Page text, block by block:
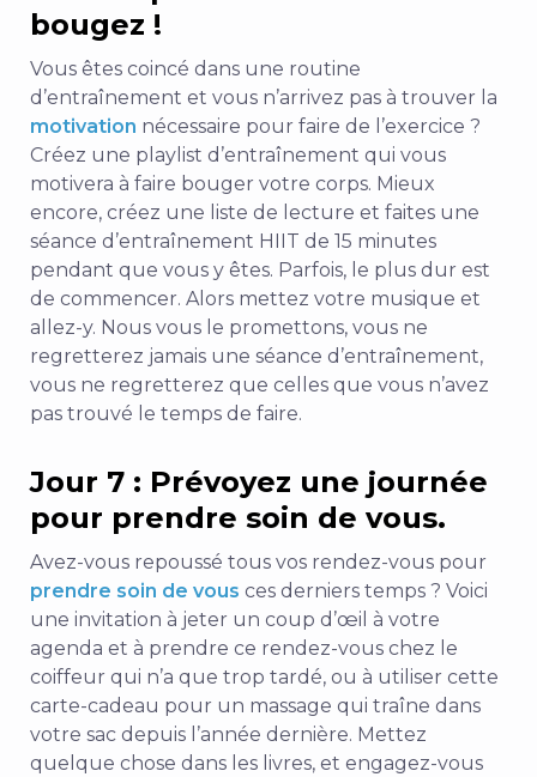
bougez !
Vous êtes coincé dans une routine
d’entraînement et vous n’arrivez pas à trouver la
motivation nécessaire pour faire de l’exercice ?
Créez une playlist d’entraînement qui vous
motivera à faire bouger votre corps. Mieux
encore, créez une liste de lecture et faites une
séance d’entraînement HIIT de 15 minutes
pendant que vous y êtes. Parfois, le plus dur est
de commencer. Alors mettez votre musique et
allez-y. Nous vous le promettons, vous ne
regretterez jamais une séance d’entraînement,
vous ne regretterez que celles que vous n’avez
pas trouvé le temps de faire.
Jour 7 : Prévoyez une journée
pour prendre soin de vous.
Avez-vous repoussé tous vos rendez-vous pour
prendre soin de vous ces derniers temps ? Voici
une invitation à jeter un coup d’œil à votre
agenda et à prendre ce rendez-vous chez le
coiffeur qui n’a que trop tardé, ou à utiliser cette
carte-cadeau pour un massage qui traîne dans
votre sac depuis l’année dernière. Mettez
quelque chose dans les livres, et engagez-vous